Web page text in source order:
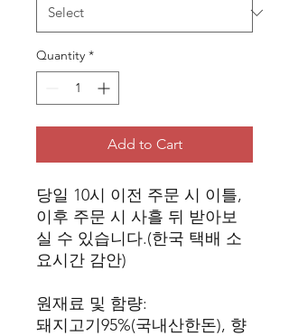
Quantity *
Add to Cart
당일 10시 이전 주문 시 이틀,
이후 주문 시 사흘 뒤 받아보
실 수 있습니다.(한국 택배 소
요시간 감안)
원재료 및 함량:
돼지고기95%(국내산한돈), 향